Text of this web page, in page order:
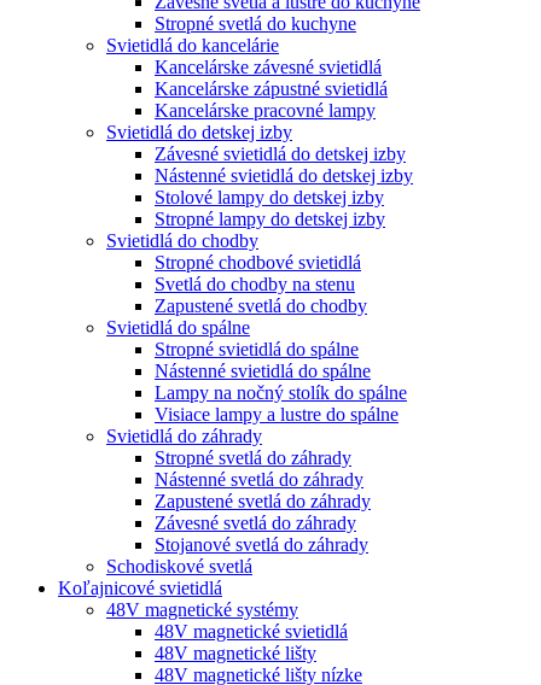
Stropné svetlá do kuchyne
Svietidlá do kancelárie
Kancelárske závesné svietidlá
Kancelárske zápustné svietidlá
Kancelárske pracovné lampy
Svietidlá do detskej izby
Závesné svietidlá do detskej izby
Nástenné svietidlá do detskej izby
Stolové lampy do detskej izby
Stropné lampy do detskej izby
Svietidlá do chodby
Stropné chodbové svietidlá
Svetlá do chodby na stenu
Zapustené svetlá do chodby
Svietidlá do spálne
Stropné svietidlá do spálne
Nástenné svietidlá do spálne
Lampy na nočný stolík do spálne
Visiace lampy a lustre do spálne
Svietidlá do záhrady
Stropné svetlá do záhrady
Nástenné svetlá do záhrady
Zapustené svetlá do záhrady
Závesné svetlá do záhrady
Stojanové svetlá do záhrady
Schodiskové svetlá
Koľajnicové svietidlá
48V magnetické systémy
48V magnetické svietidlá
48V magnetické lišty
48V magnetické lišty nízke